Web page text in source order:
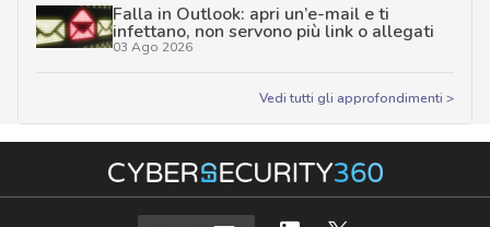
Falla in Outlook: apri un’e-mail e ti
infettano, non servono più link o allegati
03 Ago 2026
Vedi tutti gli approfondimenti >